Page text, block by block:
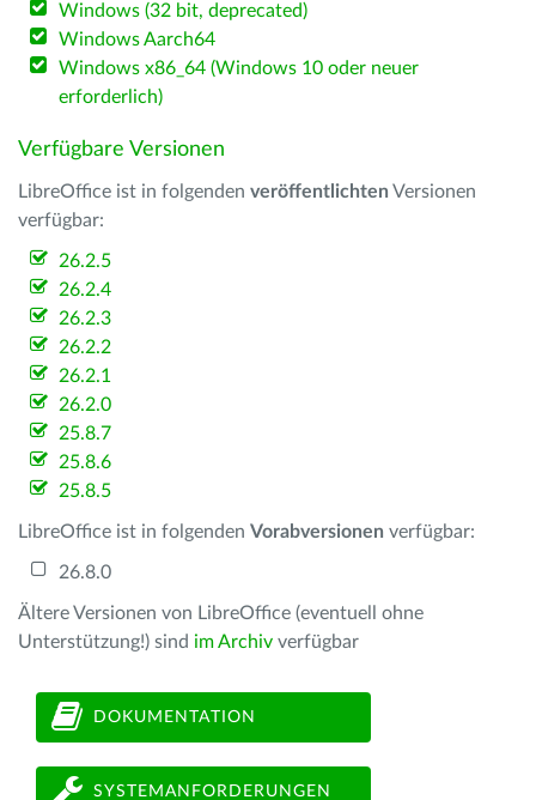
Windows (32 bit, deprecated)
Windows Aarch64
Windows x86_64 (Windows 10 oder neuer
erforderlich)
Verfügbare Versionen
LibreOffice ist in folgenden veröffentlichten Versionen
verfügbar:
26.2.5
26.2.4
26.2.3
26.2.2
26.2.1
26.2.0
25.8.7
25.8.6
25.8.5
LibreOffice ist in folgenden Vorabversionen verfügbar:
26.8.0
Ältere Versionen von LibreOffice (eventuell ohne
Unterstützung!) sind im Archiv verfügbar
DOKUMENTATION
SYSTEMANFORDERUNGEN